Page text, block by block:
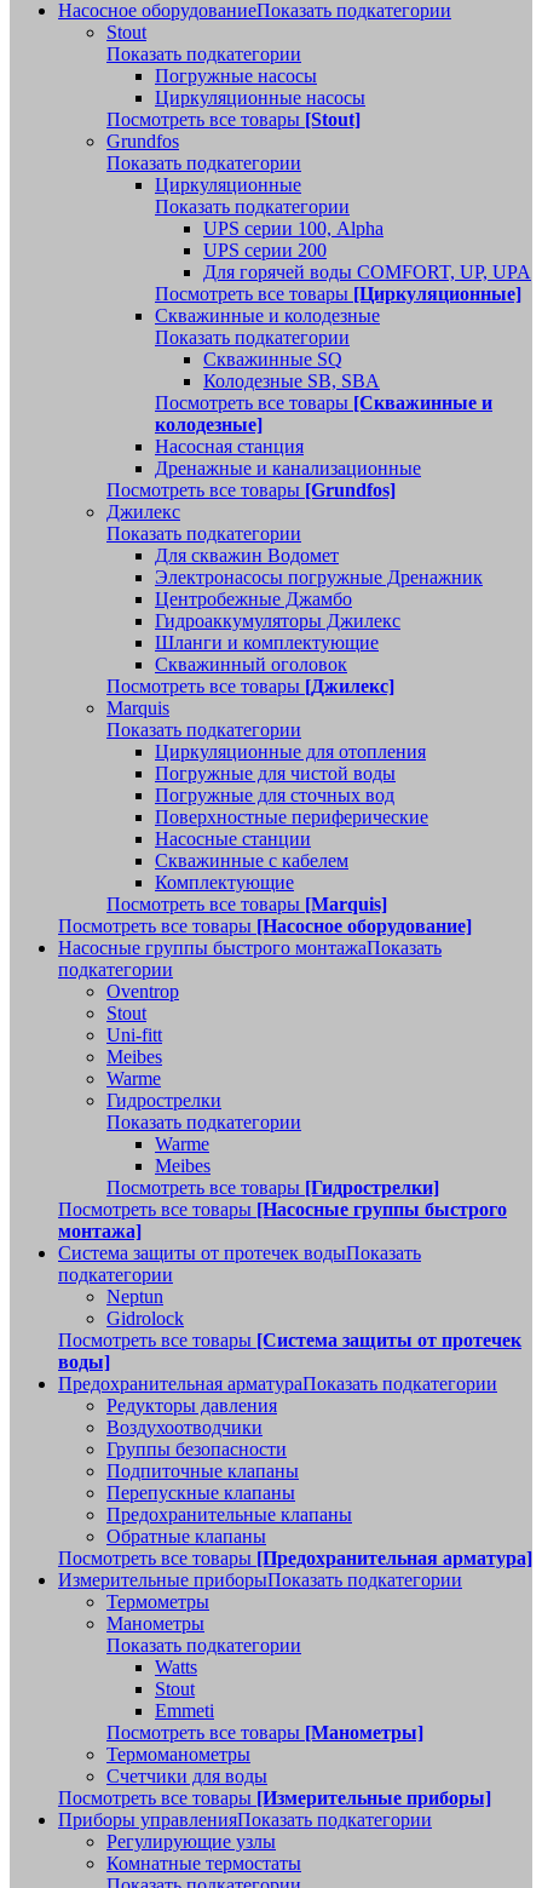
Насосное оборудованиеПоказать подкатегории
Stout
Показать подкатегории
Погружные насосы
Циркуляционные насосы
Посмотреть все товары [Stout]
Grundfos
Показать подкатегории
Циркуляционные
Показать подкатегории
UPS серии 100, Alpha
UPS серии 200
Для горячей воды COMFORT, UP, UPA
Посмотреть все товары [Циркуляционные]
Скважинные и колодезные
Показать подкатегории
Скважинные SQ
Колодезные SB, SBA
Посмотреть все товары [Скважинные и
колодезные]
Насосная станция
Дренажные и канализационные
Посмотреть все товары [Grundfos]
Джилекс
Показать подкатегории
Для скважин Водомет
Электронасосы погружные Дренажник
Центробежные Джамбо
Гидроаккумуляторы Джилекс
Шланги и комплектующие
Скважинный оголовок
Посмотреть все товары [Джилекс]
Marquis
Показать подкатегории
Циркуляционные для отопления
Погружные для чистой воды
Погружные для сточных вод
Поверхностные периферические
Насосные станции
Скважинные с кабелем
Комплектующие
Посмотреть все товары [Marquis]
Посмотреть все товары [Насосное оборудование]
Насосные группы быстрого монтажаПоказать
подкатегории
Oventrop
Stout
Uni-fitt
Meibes
Warme
Гидрострелки
Показать подкатегории
Warme
Meibes
Посмотреть все товары [Гидрострелки]
Посмотреть все товары [Насосные группы быстрого
монтажа]
Система защиты от протечек водыПоказать
подкатегории
Neptun
Gidrolock
Посмотреть все товары [Система защиты от протечек
воды]
Предохранительная арматураПоказать подкатегории
Редукторы давления
Воздухоотводчики
Группы безопасности
Подпиточные клапаны
Перепускные клапаны
Предохранительные клапаны
Обратные клапаны
Посмотреть все товары [Предохранительная арматура]
Измерительные приборыПоказать подкатегории
Термометры
Манометры
Показать подкатегории
Watts
Stout
Emmeti
Посмотреть все товары [Манометры]
Термоманометры
Счетчики для воды
Посмотреть все товары [Измерительные приборы]
Приборы управленияПоказать подкатегории
Регулирующие узлы
Комнатные термостаты